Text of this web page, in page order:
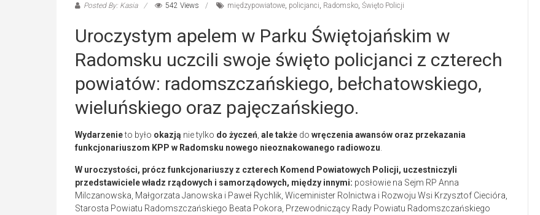
Posted By: Kasia 542 Views międzypowiatowe policjanci Radomsko Święto Policji
Uroczystym apelem w Parku Świętojańskim w
Radomsku uczcili swoje święto policjanci z czterech
powiatów: radomszczańskiego, bełchatowskiego,
wieluńskiego oraz pajęczańskiego.
Wydarzenieto było okazją nie tylko do życzeń ale także do wręczenia awansów oraz przekazania
funkcjonariuszom KPP w Radomsku nowego nieoznakowanego radiowozu
W uroczystości, prócz funkcjonariuszy z czterech Komend Powiatowych Policji, uczestniczyli
przedstawiciele władz rządowych i samorządowych, między innymi: posłowie na Sejm RP Anna
Milczanowska, Małgorzata Janowska i Paweł Rychlik, Wiceminister Rolnictwa i Rozwoju Wsi Krzysztof Ciecióra,
Starosta Powiatu Radomszczańskiego Beata Pokora, Przewodniczący Rady Powiatu Radomszczańskiego